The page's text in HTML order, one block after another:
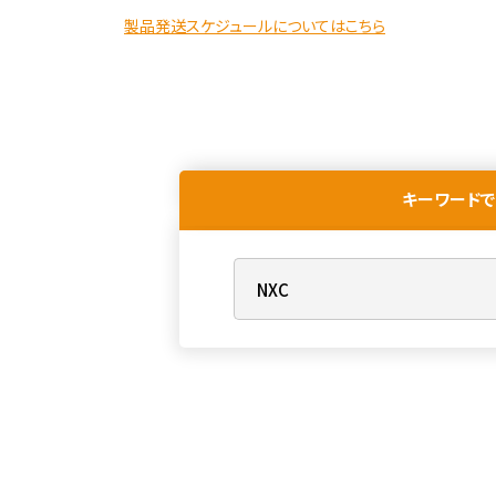
製品発送スケジュールについてはこちら
キーワード